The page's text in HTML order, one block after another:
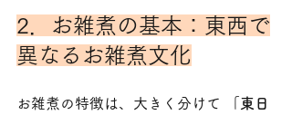
2．お雑煮の基本：東西で
異なるお雑煮文化
お雑煮の特徴は、大きく分けて
「東日